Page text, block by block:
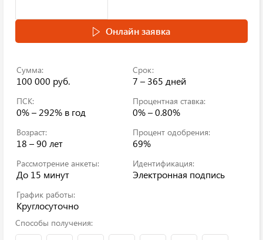
Онлайн заявка
Сумма:
100 000 руб.
Срок:
7 – 365 дней
ПСК:
0% – 292% в год
Процентная ставка:
0% – 0.80%
Возраст:
18 – 90 лет
Процент одобрения:
69%
Рассмотрение анкеты:
До 15 минут
Идентификация:
Электронная подпись
График работы:
Круглосуточно
Способы получения: